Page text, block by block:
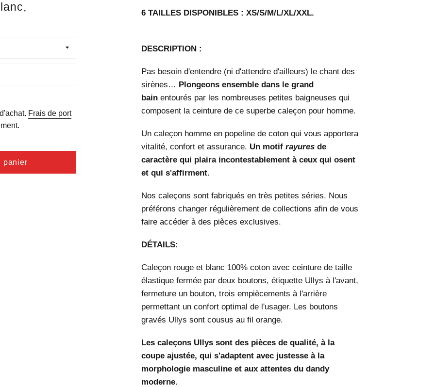
Frais de port
panier
6 TAILLES DISPONIBLES : XS/S/M/L/XL/XXL.
DESCRIPTION :
Pas besoin d'entendre (ni d'attendre d'ailleurs) le chant des
sirènes… Plongeons ensemble dans le grand
bain entourés par les nombreuses petites baigneuses qui
composent la ceinture de ce superbe caleçon pour homme.
Un caleçon homme en popeline de coton qui vous apportera
vitalité, confort et assurance. Un motif rayures de
caractère qui plaira incontestablement à ceux qui osent
et qui s'affirment.
Nos caleçons sont fabriqués en très petites séries. Nous
préférons changer régulièrement de collections afin de vous
faire accéder à des pièces exclusives.
DÉTAILS:
Caleçon rouge et blanc 100% coton avec ceinture de taille
élastique fermée par deux boutons, étiquette Ullys à l'avant,
fermeture un bouton, trois empiècements à l'arrière
permettant un confort optimal de l'usager. Les boutons
gravés Ullys sont cousus au fil orange.
Les caleçons Ullys sont des pièces de qualité, à la
coupe ajustée, qui s'adaptent avec justesse à la
morphologie masculine et aux attentes du dandy
moderne.